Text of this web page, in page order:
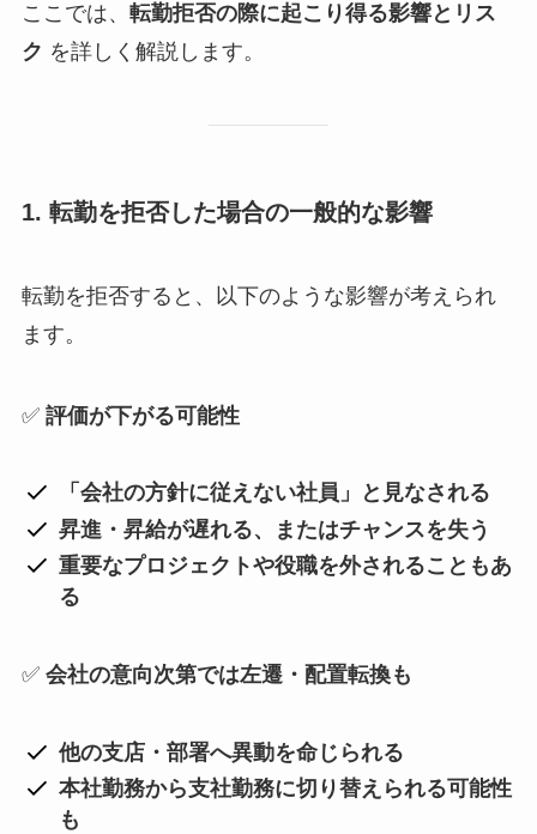
ここでは、 転勤拒否の際に起こり得る影響とリス
ク を詳しく解説します。
1. 転勤を拒否した場合の一般的な影響
転勤を拒否すると、以下のような影響が考えられ
ます。
✅ 評価が下がる可能性
「会社の方針に従えない社員」と見なされる
昇進・昇給が遅れる、またはチャンスを失う
重要なプロジェクトや役職を外されることもあ
る
✅ 会社の意向次第では左遷・配置転換も
他の支店・部署へ異動を命じられる
本社勤務から支社勤務に切り替えられる可能性
も